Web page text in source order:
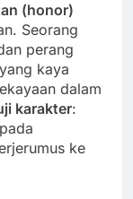
(honor)
Seorang
perang
kaya
dalam
karakter:
ke